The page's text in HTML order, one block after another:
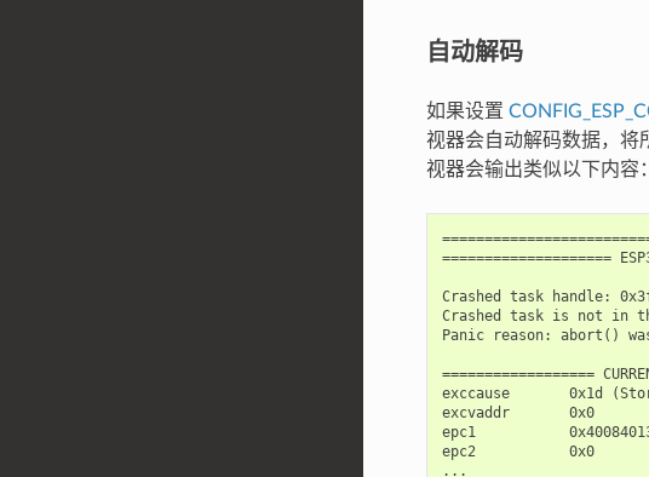
自动解码
如果设置
视器会自动解码数据，将
视器会输出类似以下内容：
====================
Crashed task handle:
Crashed task is not in
Panic reason: abort()
==================
exccause       0x1d
excvaddr       0x0
epc1
epc2           0x0
...